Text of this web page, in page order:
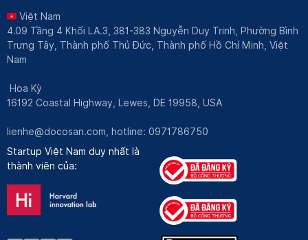
Việt Nam
4.09 Tầng 4 Khối LA.3, 381-383 Nguyễn Duy Trinh, Phường Bình
Trưng Tây, Thành phố Thủ Đức, Thành phố Hồ Chí Minh, Việt
Nam
Hoa Kỳ
16192 Coastal Highway, Lewes, DE 19958, USA
lienhe@docosan.com , hotline: 0971786750
Startup Việt Nam duy nhất là
thành viên của: